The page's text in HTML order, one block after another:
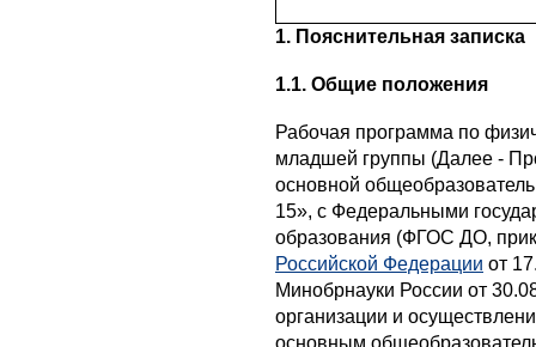
1. Пояснительная записка
1.1. Общие положения
Рабочая программа по
младшей группы (Далее -
основной
15», с Федеральными
образования (ФГОС ДО,
Российской Федерации от
Минобрнауки России от
организации и
основным